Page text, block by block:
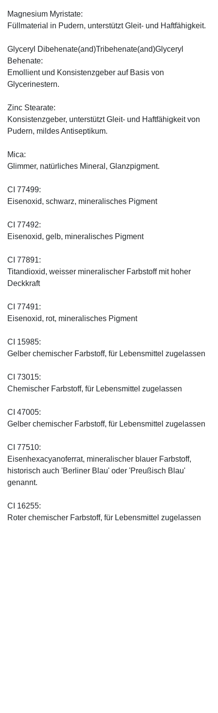
Magnesium Myristate:
Füllmaterial in Pudern, unterstützt Gleit- und Haftfähigkeit.
Glyceryl Dibehenate(and)Tribehenate(and)Glyceryl
Behenate:
Emollient und Konsistenzgeber auf Basis von
Glycerinestern.
Zinc Stearate:
Konsistenzgeber, unterstützt Gleit- und Haftfähigkeit von
Pudern, mildes Antiseptikum.
Mica:
Glimmer, natürliches Mineral, Glanzpigment.
CI 77499:
Eisenoxid, schwarz, mineralisches Pigment
CI 77492:
Eisenoxid, gelb, mineralisches Pigment
CI 77891:
Titandioxid, weisser mineralischer Farbstoff mit hoher
Deckkraft
CI 77491:
Eisenoxid, rot, mineralisches Pigment
CI 15985:
Gelber chemischer Farbstoff, für Lebensmittel zugelassen
CI 73015:
Chemischer Farbstoff, für Lebensmittel zugelassen
CI 47005:
Gelber chemischer Farbstoff, für Lebensmittel zugelassen
CI 77510:
Eisenhexacyanoferrat, mineralischer blauer Farbstoff,
historisch auch 'Berliner Blau' oder 'Preußisch Blau'
genannt.
CI 16255:
Roter chemischer Farbstoff, für Lebensmittel zugelassen